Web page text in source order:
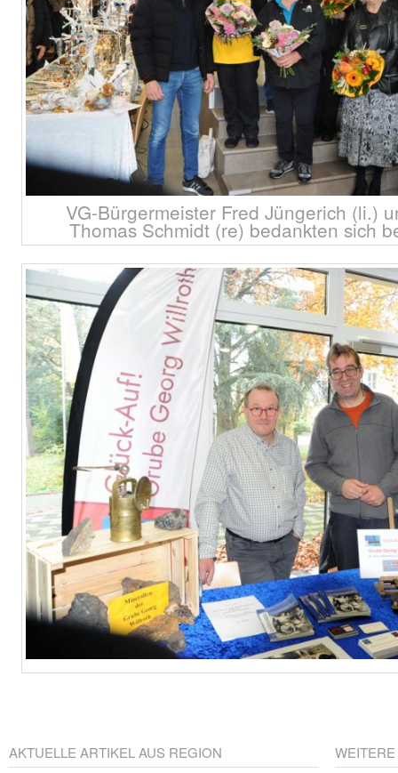
VG-Bürgermeister Fred Jüngerich (li.)
Thomas Schmidt (re) bedankten sich
AKTUELLE ARTIKEL AUS REGION